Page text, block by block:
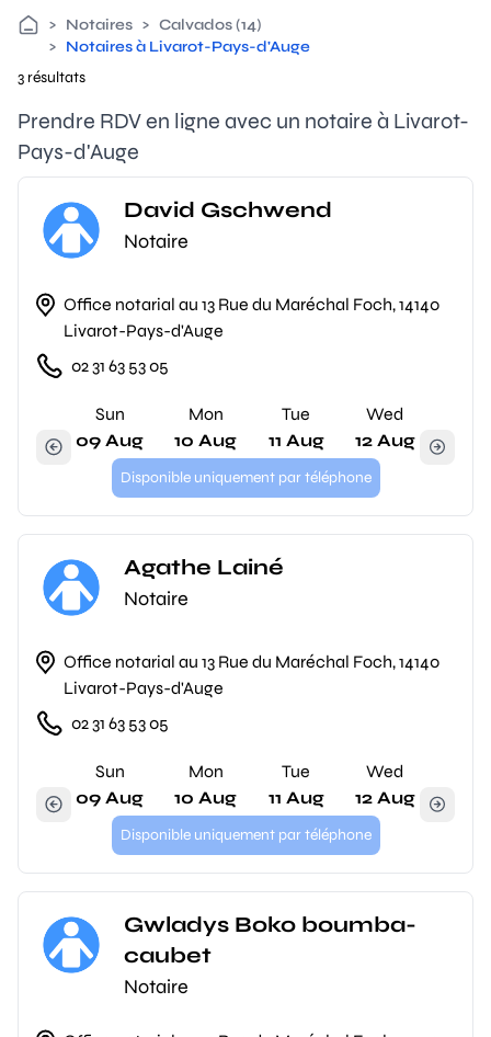
> Notaires > Calvados (14)
> Notaires à Livarot-Pays-d'Auge
3 résultats
Prendre RDV en ligne avec un notaire à Livarot-
Pays-d'Auge
David Gschwend
Notaire
Office notarial au 13 Rue du Maréchal Foch, 14140
Livarot-Pays-d'Auge
02 31 63 53 05
Sun
09 Aug
Mon
10 Aug
Tue
11 Aug
Wed
12 Aug
Disponible uniquement par téléphone
Agathe Lainé
Notaire
Office notarial au 13 Rue du Maréchal Foch, 14140
Livarot-Pays-d'Auge
02 31 63 53 05
Sun
09 Aug
Mon
10 Aug
Tue
11 Aug
Wed
12 Aug
Disponible uniquement par téléphone
Gwladys Boko boumba-
caubet
Notaire